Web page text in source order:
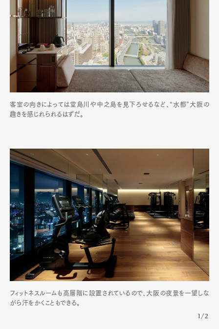
客室の向きによっては堂島川や中之島を見下ろせるなど、“水都”大阪の
趣きを感じれられるはずだ。
フィットネスルームも高層階に設置されているので、大阪の夜景を一望しな
がら汗をかくこともできる。
1/2